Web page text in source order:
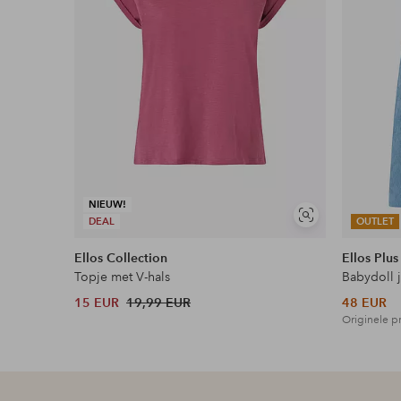
Download afbeelding in hoge resolutie
Gratis verzending
Geldt voor pakketten boven de 79 €
Lees meer
Flexibele betaalwijze
Meer lezen
NIEUW!
DEAL
Soortgelijke
Ellos Collection
Topje met V-hals
15 EUR 19,99 EUR
OUTLET
Ellos
Babydoll
48 EUR
Originele